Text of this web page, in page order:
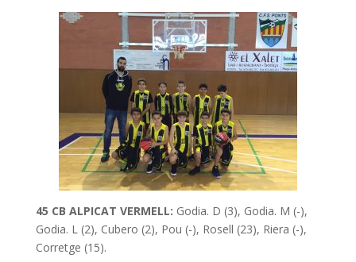
45 CB ALPICAT VERMELL: Godia. D (3), Godia. M (-),
Godia. L (2), Cubero (2), Pou (-), Rosell (23), Riera (-),
Corretge (15).